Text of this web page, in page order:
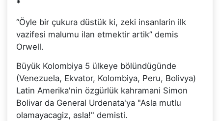
*
“Öyle bir çukura düstük ki, zeki insanlarin ilk
vazifesi malumu ilan etmektir artik” demis
Orwell.
Büyük Kolombiya 5 ülkeye bölündügünde
(Venezuela, Ekvator, Kolombiya, Peru, Bolivya)
Latin Amerika'nin özgürlük kahramani Simon
Bolivar da General Urdenata'ya "Asla mutlu
olamayacagiz, asla!" demisti.